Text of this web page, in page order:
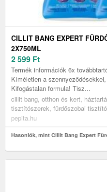
CILLIT BANG EXPERT
2X750ML
2 599 Ft
Termék információk 6x
Kíméletlen a
Kifogástalan formula! Tisz...
cillit bang, otthon és kert,
tisztítószerek, fürdőszobai
pepita.hu
Hasonlók, mint Cillit Bang Expert